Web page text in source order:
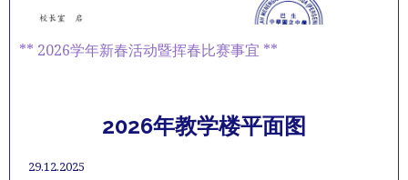
** 2026学年新春活动暨挥春比赛事宜 **
2026年教学楼平面图
29.12.2025